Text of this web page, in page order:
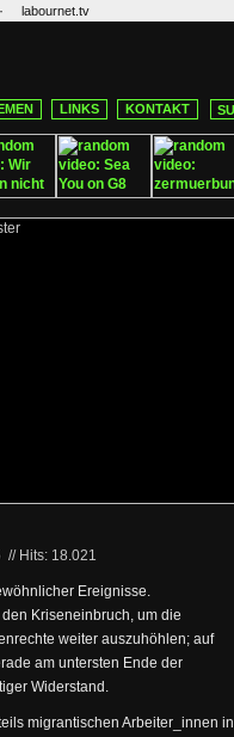
· labournet.tv
LINKS KONTAKT
// Hits: 18.021
Ereignisse.
Kriseneinbruch, um die
weiter auszuhöhlen; auf
am untersten Ende der
Widerstand.
migrantischen Arbeiter_innen in